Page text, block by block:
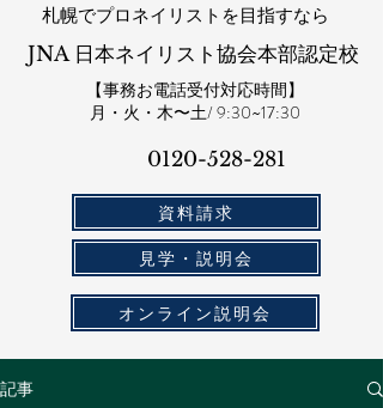
札幌​でプロネイリストを目指すなら
JNA 日本ネイリスト協会本部認定校
【事務お電話受付対応時間】
​月・火・木〜土/ 9:30~17:30
0120-528-281​
資料請求
見学・説明会
オンライン説明会
記事